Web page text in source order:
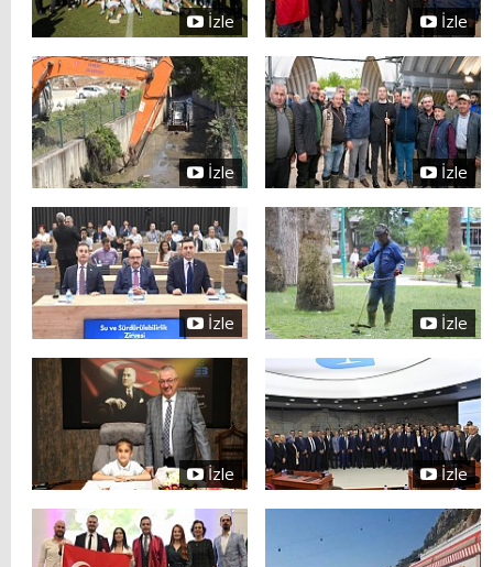
İzle İzle
İzle İzle
İzle İzle
İzle İzle